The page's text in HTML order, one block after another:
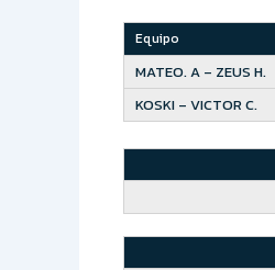
Equipo
MATEO. A – ZEUS H.
KOSKI – VICTOR C.